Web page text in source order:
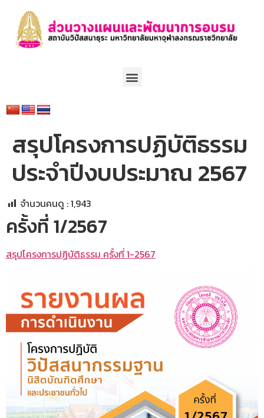
สรุปโครงการปฏิบัติธรรม
ประจำปีงบประมาณ 2567
จำนวนคนดู :1,943
ครั้งที่ 1/2567
สรุปโครงการปฏิบัติธรรม ครั้งที่ 1-2567